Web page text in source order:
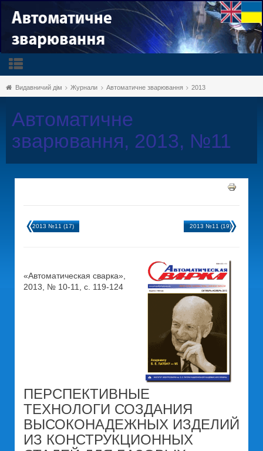
Видавничий дім Журнали Автоматичне зварювання 2013
Автоматичне
зварювання, 2013, №11
2013 №11 (17) 2013 №11 (19)
«Автоматическая сварка»,
2013, № 10-11, с. 119-124
ПЕРСПЕКТИВНЫЕ
ТЕХНОЛОГИ СОЗДАНИЯ
ВЫСОКОНАДЕЖНЫХ ИЗДЕЛИЙ
ИЗ КОНСТРУКЦИОННЫХ